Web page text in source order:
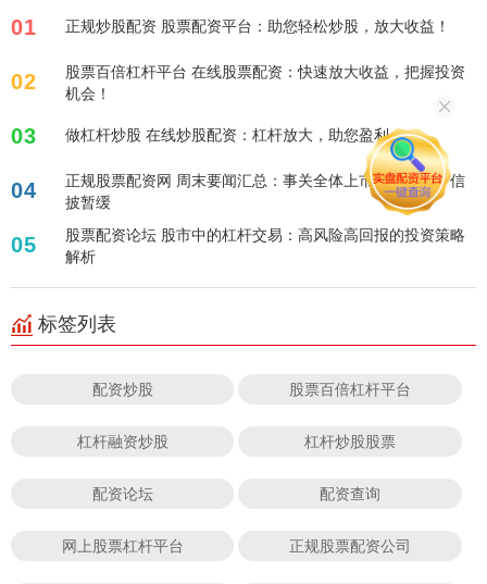
01 正规炒股配资 股票配资平台：助您轻松炒股，放大收益！
02
股票百倍杠杆平台 在线股票配资：快速放大收益，把握投资
机会！
03 做杠杆炒股 在线炒股配资：杠杆放大，助您盈利！
04
正规股票配资网 周末要闻汇总：事关全体上市公司！关于信
披暂缓
05
股票配资论坛 股市中的杠杆交易：高风险高回报的投资策略
解析
标签列表
配资炒股 股票百倍杠杆平台
杠杆融资炒股 杠杆炒股股票
配资论坛 配资查询
网上股票杠杆平台 正规股票配资公司